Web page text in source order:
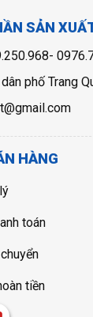
SẢN
phố Trang
HÀNG
toán
tiền